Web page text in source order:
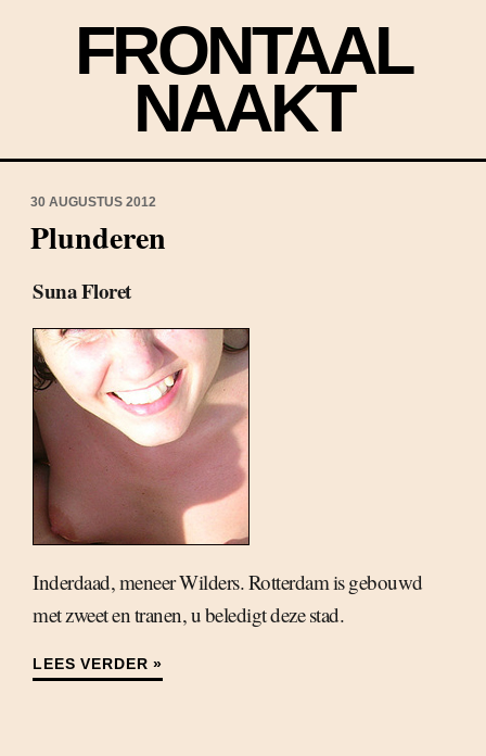
FRONTAAL
NAAKT
30 AUGUSTUS 2012
Plunderen
Suna Floret
Inderdaad, meneer Wilders. Rotterdam is gebouwd
met zweet en tranen, u beledigt deze stad.
LEES VERDER »